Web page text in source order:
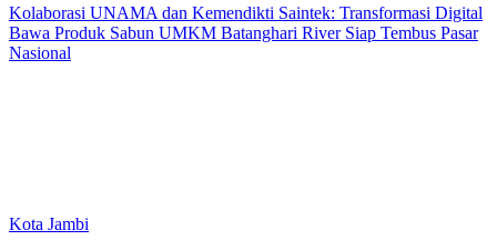
Kolaborasi UNAMA dan Kemendikti Saintek: Transformasi Digital
Bawa Produk Sabun UMKM Batanghari River Siap Tembus Pasar
Nasional
Kota Jambi